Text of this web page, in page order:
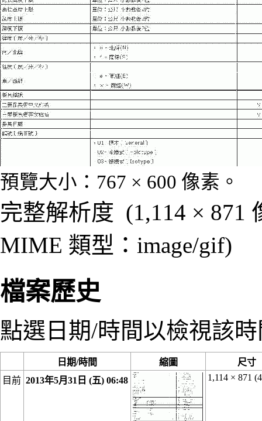
預覽大小： 767 × 600 像素 。
完整解析度 (1,114 × 871
MIME 類型： image/gif)
檔案歷史
點選日期/時間以檢視該
日期/時間 縮圖
尺寸
目前 2013年5月31日 (五) 06:48 1,114 × 871